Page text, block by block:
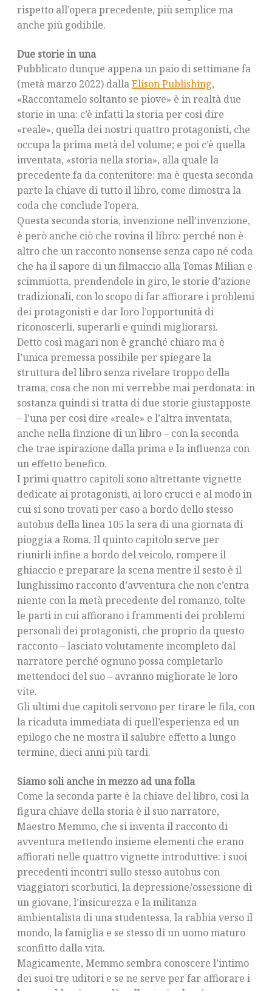
rispetto all’opera precedente, più semplice ma
anche più godibile.
Due storie in una
Pubblicato dunque appena un paio di settimane fa
(metà marzo 2022) dallaElison Publishing,
«Raccontamelo soltanto se piove» è in realtà due
storie in una: c’è infatti la storia per così dire
«reale», quella dei nostri quattro protagonisti, che
occupa la prima metà del volume; e poi c’è quella
inventata, «storia nella storia», alla quale la
precedente fa da contenitore: ma è questa seconda
parte la chiave di tutto il libro, come dimostra la
coda che conclude l’opera.
Questa seconda storia, invenzione nell’invenzione,
è però anche ciò che rovina il libro: perché non è
altro che un racconto nonsense senza capo né coda
che ha il sapore di un filmaccio alla Tomas Milian e
scimmiotta, prendendole in giro, le storie d’azione
tradizionali, con lo scopo di far affiorare i problemi
dei protagonisti e dar loro l’opportunità di
riconoscerli, superarli e quindi migliorarsi.
Detto così magari non è granché chiaro ma è
l’unica premessa possibile per spiegare la
struttura del libro senza rivelare troppo della
trama, cosa che non mi verrebbe mai perdonata: in
sostanza quindi si tratta di due storie giustapposte
– l’una per così dire «reale» e l’altra inventata,
anche nella finzione di un libro – con la seconda
che trae ispirazione dalla prima e la influenza con
un effetto benefico.
I primi quattro capitoli sono altrettante vignette
dedicate ai protagonisti, ai loro crucci e al modo in
cui si sono trovati per caso a bordo dello stesso
autobus della linea 105 la sera di una giornata di
pioggia a Roma. Il quinto capitolo serve per
riunirli infine a bordo del veicolo, rompere il
ghiaccio e preparare la scena mentre il sesto è il
lunghissimo racconto d’avventura che non c’entra
niente con la metà precedente del romanzo, tolte
le parti in cui affiorano i frammenti dei problemi
personali dei protagonisti, che proprio da questo
racconto – lasciato volutamente incompleto dal
narratore perché ognuno possa completarlo
mettendoci del suo – avranno migliorate le loro
vite.
Gli ultimi due capitoli servono per tirare le fila, con
la ricaduta immediata di quell’esperienza ed un
epilogo che ne mostra il salubre effetto a lungo
termine, dieci anni più tardi.
Siamo soli anche in mezzo ad una folla
Come la seconda parte è la chiave del libro, così la
figura chiave della storia è il suo narratore,
Maestro Memmo, che si inventa il racconto di
avventura mettendo insieme elementi che erano
affiorati nelle quattro vignette introduttive: i suoi
precedenti incontri sullo stesso autobus con
viaggiatori scorbutici, la depressione/ossessione di
un giovane, l’insicurezza e la militanza
ambientalista di una studentessa, la rabbia verso il
mondo, la famiglia e se stesso di un uomo maturo
sconfitto dalla vita.
Magicamente, Memmo sembra conoscere l’intimo
dei suoi tre uditori e se ne serve per far affiorare i